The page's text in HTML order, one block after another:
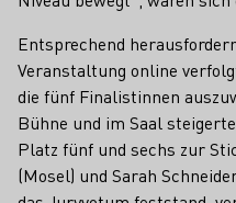
Entsprechend
Veranstaltung online
die fünf Finalistinnen
Bühne und im Saal
Platz fünf und sechs zur
(Mosel) und Sarah